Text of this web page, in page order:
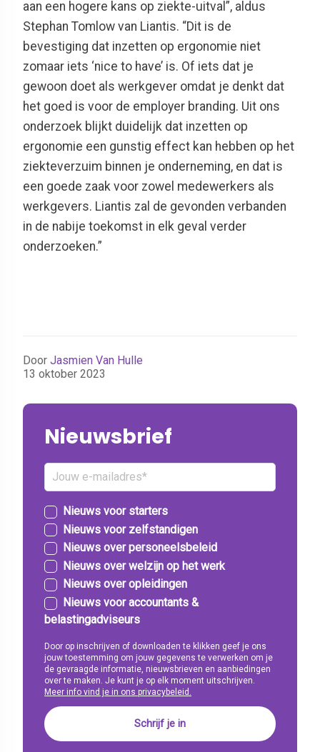
aan een hogere kans op ziekte-uitval”, aldus
Stephan Tomlow van Liantis. “Dit is de
bevestiging dat inzetten op ergonomie niet
zomaar iets ‘nice to have’ is. Of iets dat je
gewoon doet als werkgever omdat je denkt dat
het goed is voor de employer branding. Uit ons
onderzoek blijkt duidelijk dat inzetten op
ergonomie een gunstig effect kan hebben op het
ziekteverzuim binnen je onderneming, en dat is
een goede zaak voor zowel medewerkers als
werkgevers. Liantis zal de gevonden verbanden
in de nabije toekomst in elk geval verder
onderzoeken.”
Door Jasmien Van Hulle
13 oktober 2023
Nieuwsbrief
Nieuws voor starters
Nieuws voor zelfstandigen
Nieuws over personeelsbeleid
Nieuws over welzijn op het werk
Nieuws over opleidingen
Nieuws voor accountants &
belastingadviseurs
Door op inschrijven of downloaden te klikken geef je ons
jouw toestemming om jouw gegevens te verwerken om je
de gevraagde informatie, nieuwsbrieven en aanbiedingen
over te maken. Je kunt je op elk moment uitschrijven.
Meer info vind je in ons privacybeleid.